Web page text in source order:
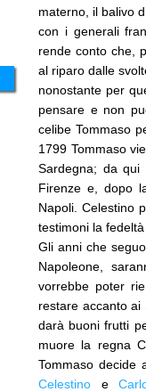
materno, il balivo
con i generali
rende conto che,
al riparo dalle
nonostante per
pensare e non
celibe Tommaso
1799 Tommaso
Sardegna; da
Firenze e, dopo
Napoli. Celestino
testimoni la
Gli anni che
Napoleone,
vorrebbe poter
restare accanto ai
darà buoni frutti
muore la regna
Tommaso decide
Celestinoe